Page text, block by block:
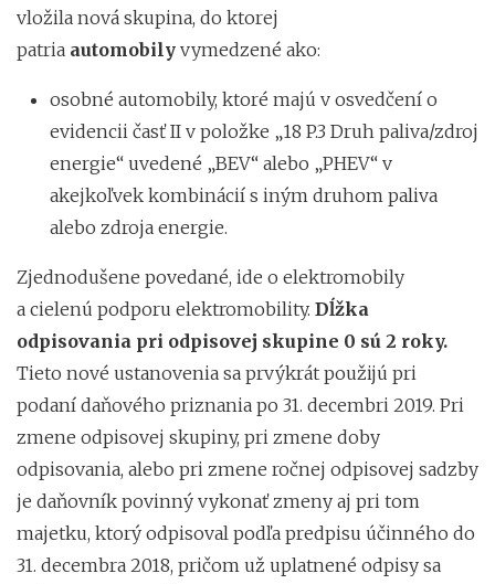
vložila nová skupina, do ktorej
patria automobily vymedzené ako:
osobné automobily, ktoré majú v osvedčení o
evidencii časť II v položke „18 P.3 Druh paliva/zdroj
energie“ uvedené „BEV“ alebo „PHEV“ v
akejkoľvek kombinácií s iným druhom paliva
alebo zdroja energie.
Zjednodušene povedané, ide o elektromobily
a cielenú podporu elektromobility. Dĺžka
odpisovania pri odpisovej skupine 0 sú 2 roky.
Tieto nové ustanovenia sa prvýkrát použijú pri
podaní daňového priznania po 31. decembri 2019. Pri
zmene odpisovej skupiny, pri zmene doby
odpisovania, alebo pri zmene ročnej odpisovej sadzby
je daňovník povinný vykonať zmeny aj pri tom
majetku, ktorý odpisoval podľa predpisu účinného do
31. decembra 2018, pričom už uplatnené odpisy sa